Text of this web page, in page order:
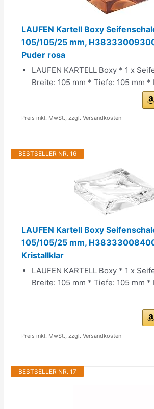
LAUFEN Kartell Boxy
105/105/25 mm,
Puder rosa
LAUFEN KARTELL Boxy * 1 x
Breite: 105 mm * Tiefe: 105 mm *
Preis inkl. MwSt., zzgl. Versandkosten
BESTSELLER NR. 16
LAUFEN Kartell Boxy
105/105/25 mm,
Kristallklar
LAUFEN KARTELL Boxy * 1 x
Breite: 105 mm * Tiefe: 105 mm *
Preis inkl. MwSt., zzgl. Versandkosten
BESTSELLER NR. 17